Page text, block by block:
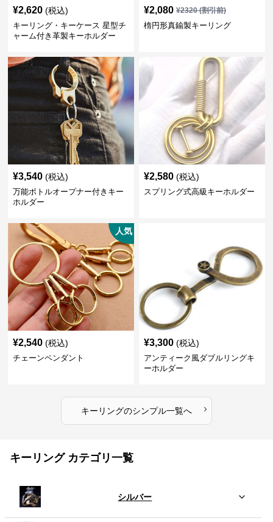
¥2,620 (税込)
キーリング・キーケース 星型チ
ャーム付き革製キーホルダー
¥2,080 ¥2320(割引前)
楕円形真鍮製キーリング
¥3,540 (税込)
万能ボトルオープナー付きキー
ホルダー
¥2,580 (税込)
スプリング式高級キーホルダー
人気
¥2,540 (税込)
チェーンペンダント
¥3,300 (税込)
アンティーク風ダブルリングキ
ーホルダー
キーリングのシンプル一覧へ ›
キーリング カテゴリ一覧
シルバー